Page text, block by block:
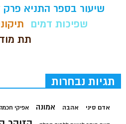
שיעור בספר התניא פרק
שפיכות דמים
תת
תגיות נבחרות
אדם סיני אהבה אמונה אפיקי חכמה